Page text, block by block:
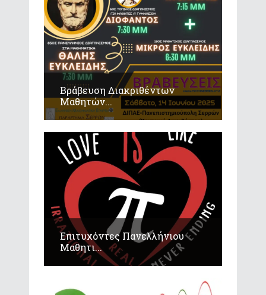
Βράβευση Διακριθέντων
Μαθητών...
Επιτυχόντες Πανελλήνιου
Μαθητι...